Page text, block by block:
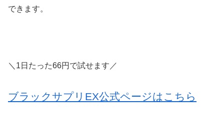
できます。
＼1日たった66円で試せます／
ブラックサプリEX公式ページはこちら